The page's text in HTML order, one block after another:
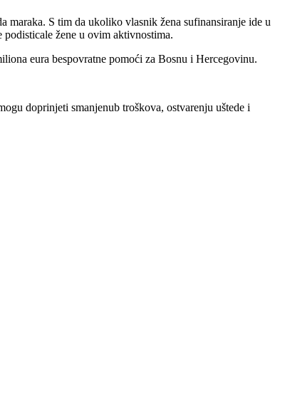
maraka. S tim da ukoliko vlasnik žena sufinansiranje ide u
žene u ovim aktivnostima.
eura bespovratne pomoći za Bosnu i Hercegovinu.
doprinjeti smanjenub troškova, ostvarenju uštede i